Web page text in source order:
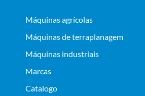
máquinas agrícolas
máquinas de terraplanagem
máquinas industriais
Marcas
Catalogo